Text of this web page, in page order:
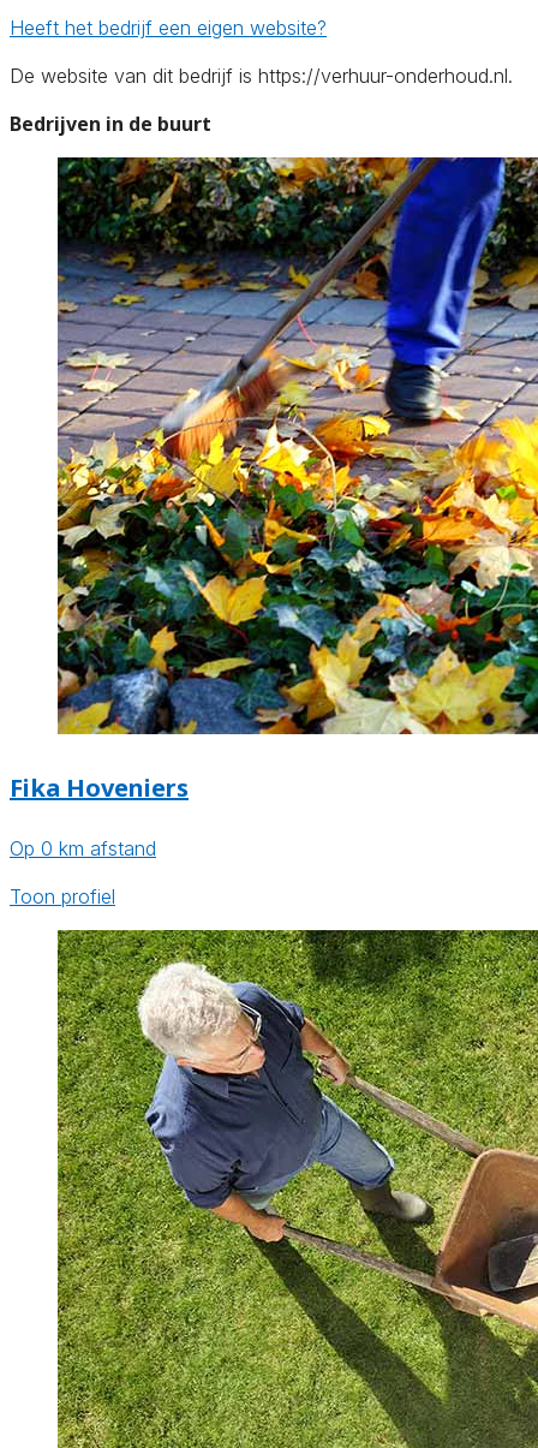
Heeft het bedrijf een eigen website?
De website van dit bedrijf is https://verhuur-onderhoud.nl.
Bedrijven in de buurt
Fika Hoveniers
Op 0 km afstand
Toon profiel